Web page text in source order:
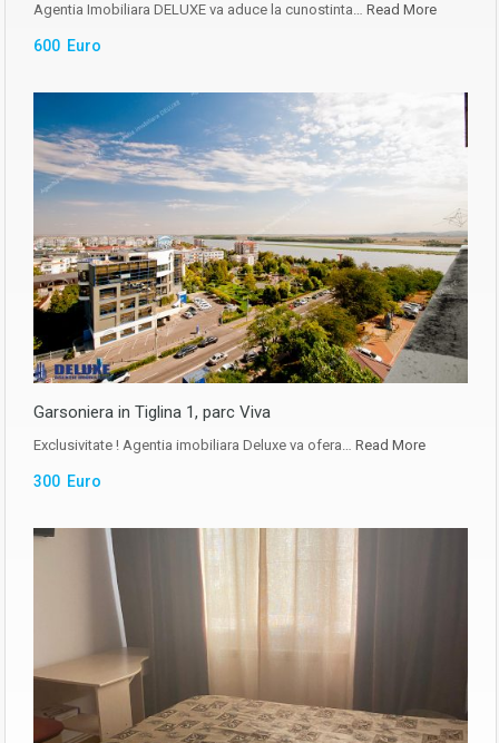
Agentia Imobiliara DELUXE va aduce la cunostinta… Read More
600 Euro
Garsoniera in Tiglina 1, parc Viva
Exclusivitate ! Agentia imobiliara Deluxe va ofera… Read More
300 Euro